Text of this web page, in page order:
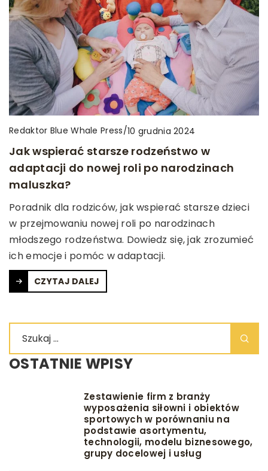
Redaktor Blue Whale Press/10 grudnia 2024
Jak wspierać starsze rodzeństwo w
adaptacji do nowej roli po narodzinach
maluszka?
Poradnik dla rodziców, jak wspierać starsze dzieci
w przejmowaniu nowej roli po narodzinach
młodszego rodzeństwa. Dowiedz się, jak zrozumieć
ich emocje i pomóc w adaptacji.
CZYTAJ DALEJ
OSTATNIE WPISY
Zestawienie firm z branży
wyposażenia siłowni i obiektów
sportowych w porównaniu na
podstawie asortymentu,
technologii, modelu biznesowego,
grupy docelowej i usług